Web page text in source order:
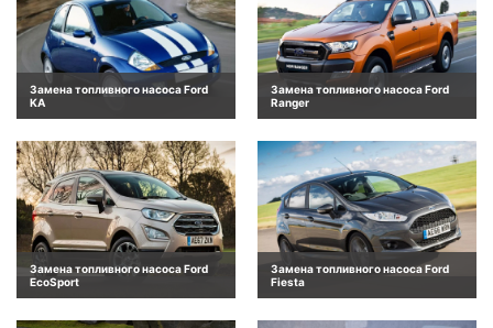
Замена топливного насоса Ford
KA
Замена топливного насоса Ford
Ranger
Замена топливного насоса Ford
EcoSport
Замена топливного насоса Ford
Fiesta